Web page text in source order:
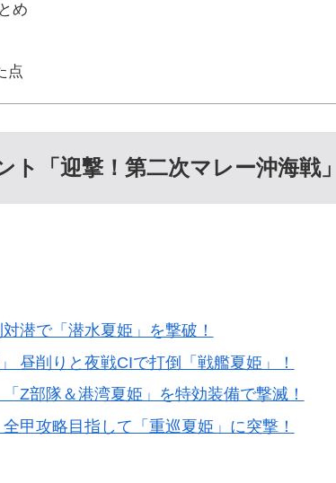
め
点
ト「迎撃！第二次マレー沖海戦」
潜で「潜水夏姫」を撃破！
昼削りと夜戦CIで打倒「戦艦夏姫」！
Z部隊＆港湾夏姫」を特効装備で撃滅！
甲攻略目指して「重巡夏姫」に突撃！